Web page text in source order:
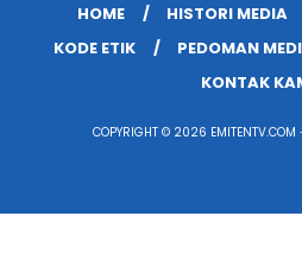
HOME HISTORI MEDIA
KODE ETIK
PEDOMAN
KONTAK
COPYRIGHT © 2026 EMITENTV.COM